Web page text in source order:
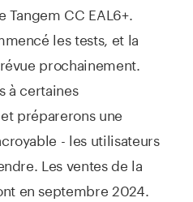
Tangem CC EAL6+.
les tests, et la
prochainement.
à certaines
préparerons une
- les utilisateurs
Les ventes de la
en septembre 2024.